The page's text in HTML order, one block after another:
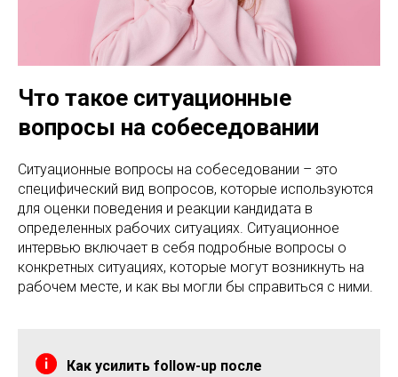
Что такое ситуационные
вопросы на собеседовании
Ситуационные вопросы на собеседовании – это
специфический вид вопросов, которые используются
для оценки поведения и реакции кандидата в
определенных рабочих ситуациях. Ситуационное
интервью включает в себя подробные вопросы о
конкретных ситуациях, которые могут возникнуть на
рабочем месте, и как вы могли бы справиться с ними.
Как усилить follow-up после